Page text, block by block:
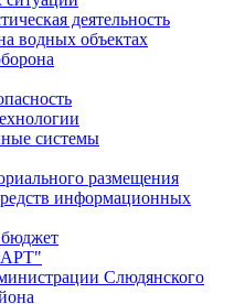
деятельность
водных объектах
системы
размещения
информационных
Слюдянского